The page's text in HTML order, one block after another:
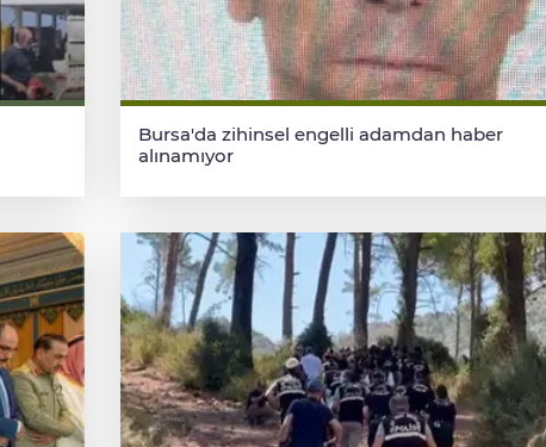
Bursa'da zihinsel engelli adamdan haber
alınamıyor